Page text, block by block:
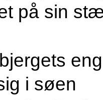
på sin
i søen